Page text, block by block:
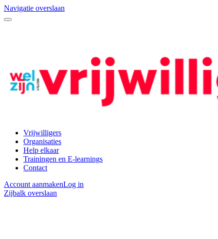
Navigatie overslaan
Vrijwilligers
Organisaties
Help elkaar
Trainingen en E-learnings
Contact
Account aanmakenLog in
Zijbalk overslaan